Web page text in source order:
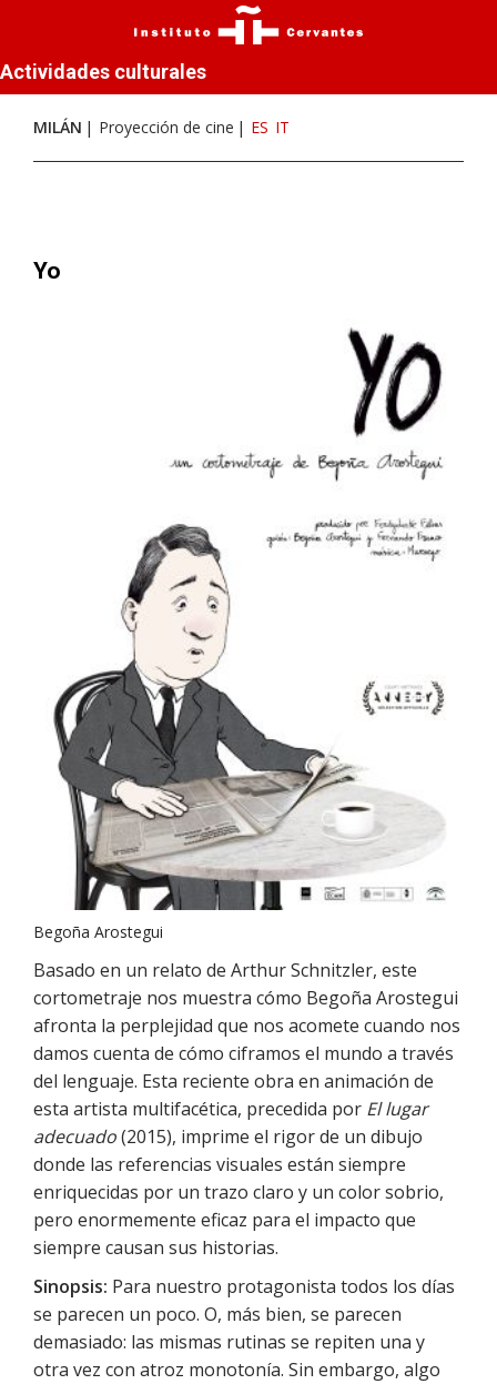
Actividades culturales
MILÁN Proyección de cine ES IT
Yo
Begoña Arostegui
Basado en un relato de Arthur Schnitzler, este
cortometraje nos muestra cómo Begoña Arostegui
afronta la perplejidad que nos acomete cuando nos
damos cuenta de cómo ciframos el mundo a través
del lenguaje. Esta reciente obra en animación de
esta artista multifacética, precedida por El lugar
adecuado(2015), imprime el rigor de un dibujo
donde las referencias visuales están siempre
enriquecidas por un trazo claro y un color sobrio,
pero enormemente eficaz para el impacto que
siempre causan sus historias.
Sinopsis: Para nuestro protagonista todos los días
se parecen un poco. O, más bien, se parecen
demasiado: las mismas rutinas se repiten una y
otra vez con atroz monotonía. Sin embargo, algo